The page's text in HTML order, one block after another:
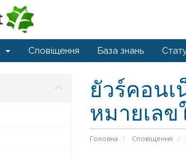
Сповіщення База знань
ยัวร์คอน
หมายเล
Головна Сповіщення